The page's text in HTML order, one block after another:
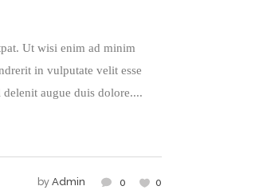
Ut wisi enim ad minim
in vulputate velit esse
augue duis dolore....
by Admin 0 0